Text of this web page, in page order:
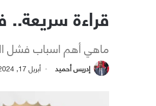
قراءة سريعة..
ماهي أهم اسباب فشل
إدريس أحميد أبريل 17, 2024